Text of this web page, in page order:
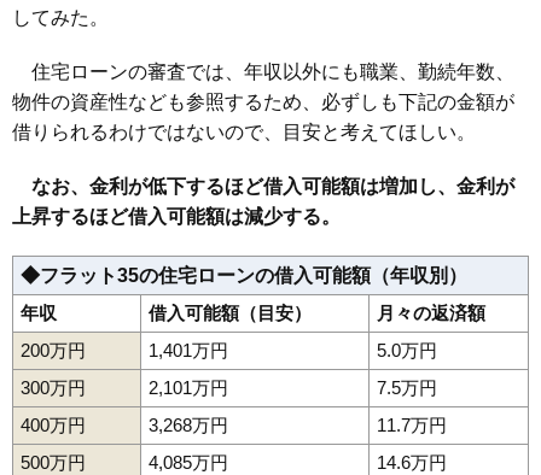
してみた。
住宅ローンの審査では、年収以外にも職業、勤続年数、
物件の資産性なども参照するため、必ずしも下記の金額が
借りられるわけではないので、目安と考えてほしい。
なお、金利が低下するほど借入可能額は増加し、金利が
上昇するほど借入可能額は減少する。
◆フラット35の住宅ローンの借入可能額（年収別）
年収
借入可能額（目安）
月々の返済額
200万円
1,401万円
5.0万円
300万円
2,101万円
7.5万円
400万円
3,268万円
11.7万円
500万円
4,085万円
14.6万円